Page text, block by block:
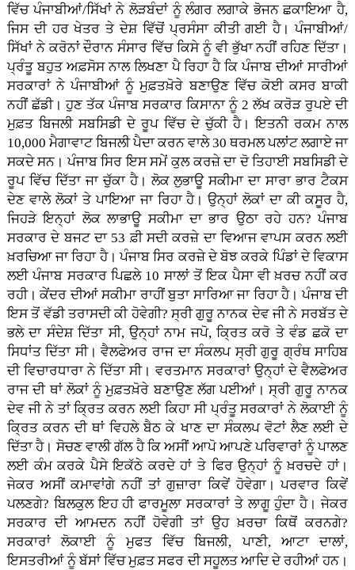
ਵਿੱਚ ਪੰਜਾਬੀਆਂ/ਸਿੱਖਾਂ ਨੇ ਲੋੜਬੰਦਾਂ ਨੂੰ ਲੰਗਰ ਲਗਾਕੇ ਭੋਜਨ ਛਕਾਇਆ ਹੈ,
ਜਿਸ ਦੀ ਹਰ ਖੇਤਰ ਤੇ ਦੇਸ਼ ਵਿੱਚੋਂ ਪ੍ਰਸੰਸਾ ਕੀਤੀ ਗਈ ਹੈ। ਪੰਜਾਬੀਆਂ/
ਸਿੱਖਾਂ ਨੇ ਕਰੋਨਾਂ ਦੌਰਾਨ ਸੰਸਾਰ ਵਿੱਚ ਕਿਸੇ ਨੂੰ ਵੀ ਭੁੱਖਾ ਨਹੀਂ ਰਹਿਣ ਦਿੱਤਾ।
ਪ੍ਰੰਤੂ ਬਹੁਤ ਅਫ਼ਸੋਸ ਨਾਲ ਲਿਖਣਾ ਪੈ ਰਿਹਾ ਹੈ ਕਿ ਪੰਜਾਬ ਦੀਆਂ ਸਾਰੀਆਂ
ਸਰਕਾਰਾਂ ਨੇ ਪੰਜਾਬੀਆਂ ਨੂੰ ਮੁਫ਼ਤਖ਼ੋਰੇ ਬਣਾਉਣ ਵਿੱਚ ਕੋਈ ਕਸਰ ਬਾਕੀ
ਨਹੀਂ ਛੱਡੀ। ਹੁਣ ਤੱਕ ਪੰਜਾਬ ਸਰਕਾਰ ਕਿਸਾਨਾ ਨੂੰ 2 ਲੱਖ ਕਰੋੜ ਰੁਪਏ ਦੀ
ਮੁਫ਼ਤ ਬਿਜਲੀ ਸਬਸਿਡੀ ਦੇ ਰੂਪ ਵਿੱਚ ਦੇ ਚੁੱਕੀ ਹੈ। ਇਤਨੀ ਰਕਮ ਨਾਲ
10,000 ਮੈਗਾਵਾਟ ਬਿਜਲੀ ਪੈਦਾ ਕਰਨ ਵਾਲੇ 30 ਥਰਮਲ ਪਲਾਂਟ ਲਗਾਏ ਜਾ
ਸਕਦੇ ਸਨ। ਪੰਜਾਬ ਸਿਰ ਇਸ ਸਮੇਂ ਕੁਲ ਕਰਜ਼ੇ ਦਾ ਦੋ ਤਿਹਾਈ ਸਬਸਿਡੀ ਦੇ
ਰੂਪ ਵਿੱਚ ਦਿੱਤਾ ਜਾ ਚੁੱਕਾ ਹੈ। ਲੋਕ ਲੁਭਾਊ ਸਕੀਮਾ ਦਾ ਸਾਰਾ ਭਾਰ ਟੈਕਸ
ਦੇਣ ਵਾਲੇ ਲੋਕਾਂ ਤੇ ਪਾਇਆ ਜਾ ਰਿਹਾ ਹੈ। ਉਨ੍ਹਾਂ ਲੋਕਾਂ ਦਾ ਕੀ ਕਸੂਰ ਹੈ,
ਜਿਹੜੇ ਇਨ੍ਹਾਂ ਲੋਕ ਲਾਭਾਊ ਸਕੀਮਾ ਦਾ ਭਾਰ ਉਠਾ ਰਹੇ ਹਨ? ਪੰਜਾਬ
ਸਰਕਾਰ ਦੇ ਬਜਟ ਦਾ 53 ਫ਼ੀ ਸਦੀ ਕਰਜ਼ੇ ਦਾ ਵਿਆਜ ਵਾਪਸ ਕਰਨ ਲਈ
ਖ਼ਰਚਿਆ ਜਾ ਰਿਹਾ ਹੈ। ਪੰਜਾਬ ਸਿਰ ਕਰਜ਼ੇ ਦੇ ਬੋਝ ਕਰਕੇ ਪਿੰਡਾਂ ਦੇ ਵਿਕਾਸ
ਲਈ ਪੰਜਾਬ ਸਰਕਾਰ ਪਿਛਲੇ 10 ਸਾਲਾਂ ਤੋਂ ਇਕ ਪੈਸਾ ਵੀ ਖ਼ਰਚ ਨਹੀਂ ਕਰ
ਰਹੀ। ਕੇਂਦਰ ਦੀਆਂ ਸਕੀਮਾ ਰਾਹੀਂ ਬੁਤਾ ਸਾਰਿਆ ਜਾ ਰਿਹਾ ਹੈ। ਪੰਜਾਬ ਦੀ
ਇਸ ਤੋਂ ਵੱਡੀ ਤਰਾਸਦੀ ਕੀ ਹੋਵੇਗੀ? ਸ੍ਰੀ ਗੁਰੂ ਨਾਨਕ ਦੇਵ ਜੀ ਨੇ ਸਰਬੱਤ ਦੇ
ਭਲੇ ਦਾ ਸੰਦੇਸ਼ ਦਿੱਤਾ ਸੀ, ਉਨ੍ਹਾਂ ਨਾਮ ਜਪੋ, ਕ੍ਰਿਤ ਕਰੋ ਤੇ ਵੰਡ ਛਕੋ ਦਾ
ਸਿਧਾਂਤ ਦਿੱਤਾ ਸੀ। ਵੈਲਫੇਅਰ ਰਾਜ ਦਾ ਸੰਕਲਪ ਸ੍ਰੀ ਗੁਰੂ ਗ੍ਰੰਥ ਸਾਹਿਬ
ਦੀ ਵਿਚਾਰਧਾਰਾ ਨੇ ਦਿੱਤਾ ਸੀ। ਵਰਤਮਾਨ ਸਰਕਾਰਾਂ ਉਨ੍ਹਾਂ ਦੇ ਵੈਲਫੇਅਰ
ਰਾਜ ਦੀ ਥਾਂ ਲੋਕਾਂ ਨੂੰ ਮੁਫ਼ਤਖ਼ੋਰੇ ਬਣਾਉਣ ਲੱਗ ਪਈਆਂ। ਸ੍ਰੀ ਗੁਰੂ ਨਾਨਕ
ਦੇਵ ਜੀ ਨੇ ਤਾਂ ਕ੍ਰਿਤ ਕਰਨ ਲਈ ਕਿਹਾ ਸੀ ਪ੍ਰੰਤੂ ਸਰਕਾਰਾਂ ਨੇ ਲੋਕਾਈ ਨੂੰ
ਕ੍ਰਿਤ ਕਰਨ ਦੀ ਥਾਂ ਵਿਹਲੇ ਬੈਠ ਕੇ ਖਾਣ ਦਾ ਸੰਕਲਪ ਵੋਟਾਂ ਲੈਣ ਲਈ ਦੇ
ਦਿੱਤਾ ਹੈ। ਸੋਚਣ ਵਾਲੀ ਗੱਲ ਹੈ ਕਿ ਅਸੀਂ ਆਪੋ ਆਪਣੇ ਪਰਿਵਾਰਾਂ ਨੂੰ ਪਾਲਣ
ਲਈ ਕੰਮ ਕਰਕੇ ਪੈਸੇ ਇਕੱਠੇ ਕਰਦੇ ਹਾਂ ਤੇ ਫਿਰ ਉਨ੍ਹਾਂ ਨੂੰ ਖ਼ਰਚਦੇ ਹਾਂ।
ਜੇਕਰ ਅਸੀਂ ਕਮਾਵਾਂਗੇ ਨਹੀਂ ਤਾਂ ਗੁਜ਼ਾਰਾ ਕਿਵੇਂ ਹੋਵੇਗਾ। ਪਰਵਾਰ ਕਿਵੇਂ
ਪਲਣਗੇ? ਬਿਲਕੁਲ ਇਹ ਹੀ ਫਾਰਮੂਲਾ ਸਰਕਾਰਾਂ ਤੇ ਲਾਗੂ ਹੁੰਦਾ ਹੈ। ਜੇਕਰ
ਸਰਕਾਰ ਦੀ ਆਮਦਨ ਨਹੀਂ ਹੋਵੇਗੀ ਤਾਂ ਉਹ ਖ਼ਰਚਾ ਕਿਥੋਂ ਕਰਨਗੇ?
ਸਰਕਾਰਾਂ ਲੋਕਾਈ ਨੂੰ ਮੁਫਤ ਵਿੱਚ ਬਿਜਲੀ, ਪਾਣੀ, ਆਟਾ ਦਾਲਾਂ,
ਇਸਤਰੀਆਂ ਨੂੰ ਬੱਸਾਂ ਵਿੱਚ ਮੁਫ਼ਤ ਸਫਰ ਦੀ ਸਹੂਲਤ ਆਦਿ ਦੇ ਰਹੀਆਂ ਹਨ।